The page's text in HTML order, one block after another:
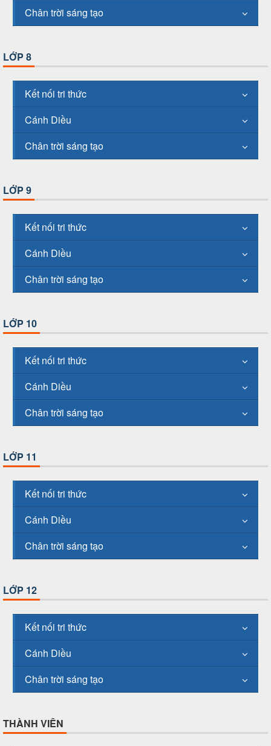
Chân trời sáng tạo
LỚP 8
Kết nối tri thức
Cánh Diều
Chân trời sáng tạo
LỚP 9
Kết nối tri thức
Cánh Diều
Chân trời sáng tạo
LỚP 10
Kết nối tri thức
Cánh Diều
Chân trời sáng tạo
LỚP 11
Kết nối tri thức
Cánh Diều
Chân trời sáng tạo
LỚP 12
Kết nối tri thức
Cánh Diều
Chân trời sáng tạo
THÀNH VIÊN